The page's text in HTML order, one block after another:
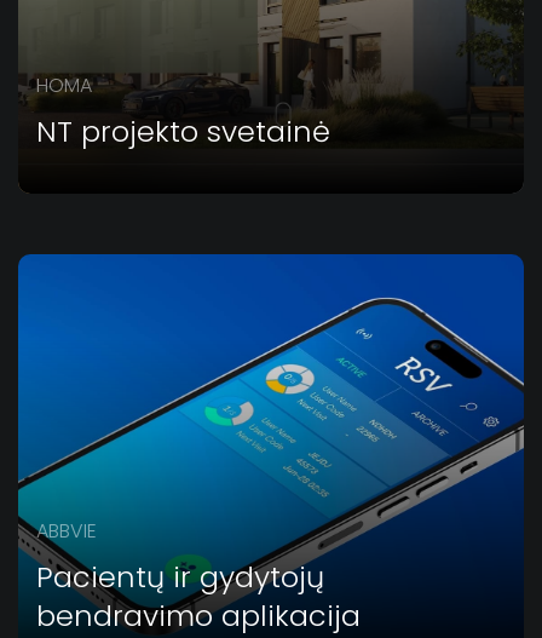
HOMA
NT projekto svetainė
ABBVIE
Pacientų ir gydytojų
bendravimo aplikacija